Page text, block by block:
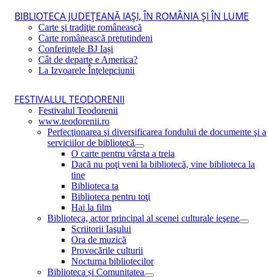
BIBLIOTECA JUDEŢEANĂ IAŞI, ÎN ROMÂNIA ŞI ÎN LUME
Carte şi tradiţie românească
Carte românească pretutindeni
Conferințele BJ Iași
Cât de departe e America?
La Izvoarele Înţelepciunii
FESTIVALUL TEODORENII
Festivalul Teodorenii
www.teodorenii.ro
Perfecţionarea şi diversificarea fondului de documente şi a
serviciilor de bibliotecă
O carte pentru vârsta a treia
Dacă nu poţi veni la bibliotecă, vine biblioteca la
tine
Biblioteca ta
Biblioteca pentru toţi
Hai la film
Biblioteca, actor principal al scenei culturale ieşene
Scriitorii Iaşului
Ora de muzică
Provocările culturii
Nocturna bibliotecilor
Biblioteca și Comunitatea